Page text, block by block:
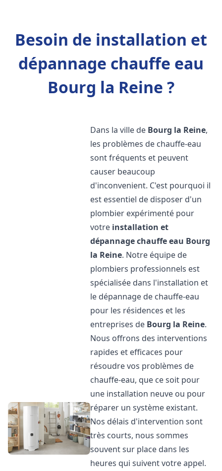
Besoin de installation et
dépannage chauffe eau
Bourg la Reine ?
Dans la ville de Bourg la Reine,
les problèmes de chauffe-eau
sont fréquents et peuvent
causer beaucoup
d'inconvenient. C'est pourquoi il
est essentiel de disposer d'un
plombier expérimenté pour
votre installation et
dépannage chauffe eau Bourg
la Reine. Notre équipe de
plombiers professionnels est
spécialisée dans l'installation et
le dépannage de chauffe-eau
pour les résidences et les
entreprises de Bourg la Reine.
Nous offrons des interventions
rapides et efficaces pour
résoudre vos problèmes de
chauffe-eau, que ce soit pour
une installation neuve ou pour
réparer un système existant.
Nos délais d'intervention sont
très courts, nous sommes
souvent sur place dans les
heures qui suivent votre appel.